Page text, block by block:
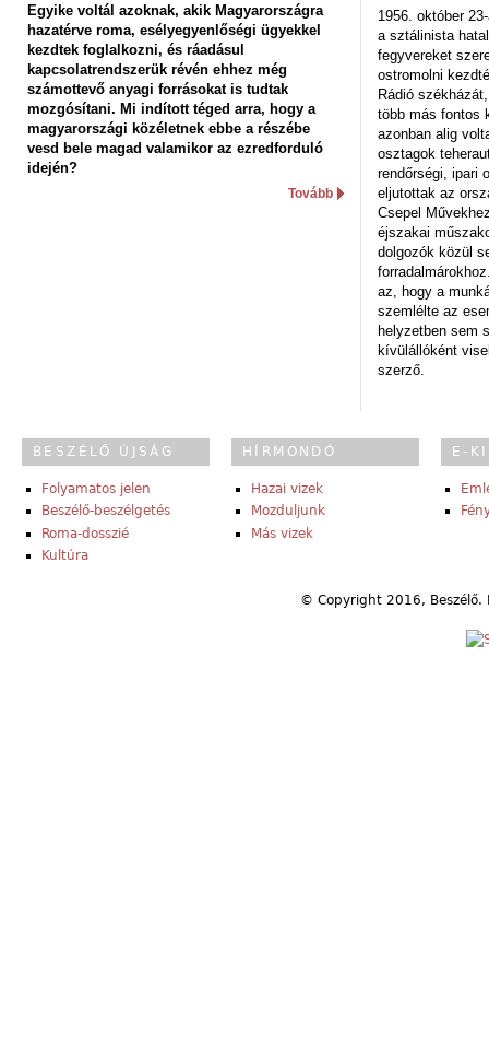
Egyike voltál azoknak, akik Magyarországra
hazatérve roma, esélyegyenlőségi ügyekkel
kezdtek foglalkozni, és ráadásul
kapcsolatrendszerük révén ehhez még
számottevő anyagi forrásokat is tudtak
mozgósítani. Mi indított téged arra, hogy a
magyarországi közéletnek ebbe a részébe
vesd bele magad valamikor az ezredforduló
idején?
Tovább
1956. október
a sztálinista
fegyvereket
ostromolni
Rádió
több más fontos
azonban alig
osztagok
rendőrségi, ipari
eljutottak az
Csepel
éjszakai
dolgozók közül
az, hogy a
szemlélte az
helyzetben sem
kívülállóként
szerző.
BESZÉLŐ ÚJSÁG
Folyamatos jelen
Beszélő-beszélgetés
Roma-dosszié
Kultúra
HÍRMONDÓ
Hazai vizek
Mozduljunk
Más vizek
E-
© Copyright 2016,